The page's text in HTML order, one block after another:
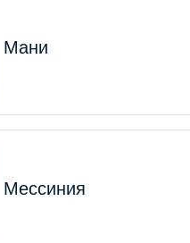
Мани
Мессиния